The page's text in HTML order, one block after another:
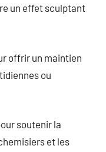
un effet sculptant
offrir un maintien
ou
soutenir la
et les